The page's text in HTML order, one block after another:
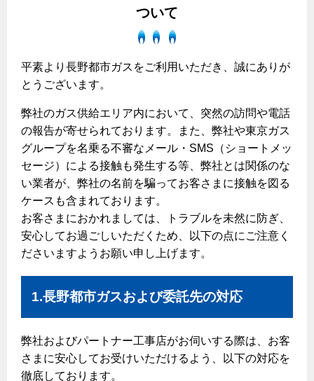
ご請求とお支払いについて
口座振替によるお支払い
クレジットカードによるお支払い
払込書による窓口でのお支払い
払込書によるスマホアプリでのお支払い
原料費調整制度について
こんなときは
ガスくさいとき・警報器が鳴ったとき
ガスメーターの復帰方法
ガス器具が故障したとき
地震のとき
ガス給湯器・風呂釜の凍結予防方法
清掃性
ガス給湯器とエコキュートの比較
快適性
経済性
ライフスタイルの変化に対応するエコジョーズ
ガス・電気併用住宅とオール電化住宅の比較
経済性、環境性、創エネ
ライフステージ別に比較する
30代
40代～50代
最新ガスコンロの実力
コンロの取替えは
レンジフード
レンジフード
オーブン・炊飯器
炊飯器
警報器
警報器
バスルームをリフォーム
サニタリーをリフォーム
その他をリフォーム
リフォーム事例紹介
3つのあんしん宣言
テレビCM
スタッフ
リフォームの流れ
補助金について
リフォームのお知らせ
ショールーム
長野都市ガスのでんきのポイント
電気料金 長野都市ガスでんきプラン
都市ガスでんき 従量電灯Ｂ
都市ガスでんき 従量電灯Ｃ
都市ガスでんき 低圧電力
電気料金の計算について
ご請求とお支払い
電気料金のシミュレーション
ご契約・お手続き
お申込み
Chef Ropia's JOYFUL CUISINE
ヤミーのレシピ帖
食育活動について
エコ・クッキング
料理教室レンタル
ホーム お知らせ
お問合わせ・資料請求 ショールーム
情報誌 企業情報
採用情報
ついて
平素より長野都市ガスをご利用いただき、誠にありが
とうございます。
弊社のガス供給エリア内において、突然の訪問や電話
の報告が寄せられております。また、弊社や東京ガス
グループを名乗る不審なメール・SMS（ショートメッ
セージ）による接触も発生する等、弊社とは関係のな
い業者が、弊社の名前を騙ってお客さまに接触を図る
ケースも含まれております。
お客さまにおかれましては、トラブルを未然に防ぎ、
安心してお過ごしいただくため、以下の点にご注意く
ださいますようお願い申し上げます。
1.長野都市ガスおよび委託先の対応
弊社およびパートナー工事店がお伺いする際は、お客
さまに安心してお受けいただけるよう、以下の対応を
徹底しております。